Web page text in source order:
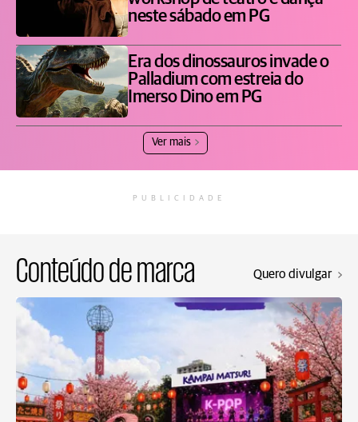
neste sábado em PG
Era dos dinossauros invade o
Palladium com estreia do
Imerso Dino em PG
Ver mais
PUBLICIDADE
Conteúdo de marca Quero divulgar